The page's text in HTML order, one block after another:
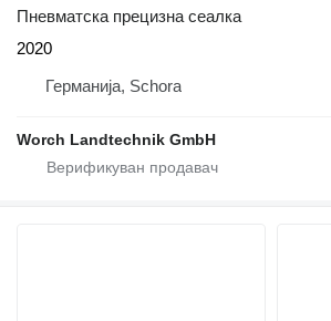
Пневматска прецизна сеалка
2020
Германија, Schora
Worch Landtechnik GmbH